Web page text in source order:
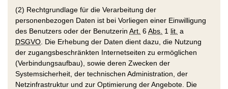
(2) Rechtgrundlage für die Verarbeitung der
personenbezogen Daten ist bei Vorliegen einer Einwilligung
des Benutzers oder der Benutzerin Art. 6Abs. 1 lit. a
DSGVO . Die Erhebung der Daten dient dazu, die Nutzung
der zugangsbeschränkten Internetseiten zu ermöglichen
(Verbindungsaufbau), sowie deren Zwecken der
Systemsicherheit, der technischen Administration, der
Netzinfrastruktur und zur Optimierung der Angebote. Die